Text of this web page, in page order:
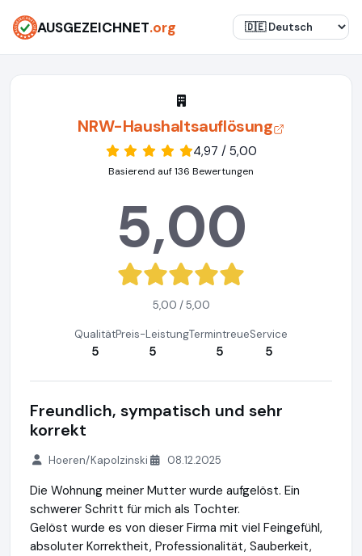
AUSGEZEICHNET.org
NRW-Haushaltsauflösung
4,97 / 5,00
Basierend auf 136 Bewertungen
5,00
5,00 / 5,00
Qualität
5
Preis-Leistung
5
Termintreue
5
Service
5
Freundlich, sympatisch und sehr
korrekt
Hoeren/Kapolzinski 08.12.2025
Die Wohnung meiner Mutter wurde aufgelöst. Ein
schwerer Schritt für mich als Tochter.
Gelöst wurde es von dieser Firma mit viel Feingefühl,
absoluter Korrektheit, Professionalität, Sauberkeit,